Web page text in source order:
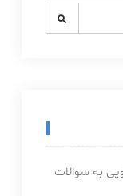
سوالات